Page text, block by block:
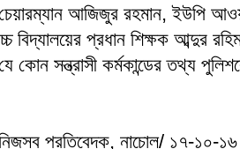
চেয়ারম্যান আজিজুর রহমান, ইউপি
বিদ্যালয়ের প্রধান শিক্ষক আব্দুর
কোন সন্ত্রাসী কর্মকান্ডের তথ্য
নিজস্ব প্রতিবেদক, নাচোল/ ১৭-১০-১৬